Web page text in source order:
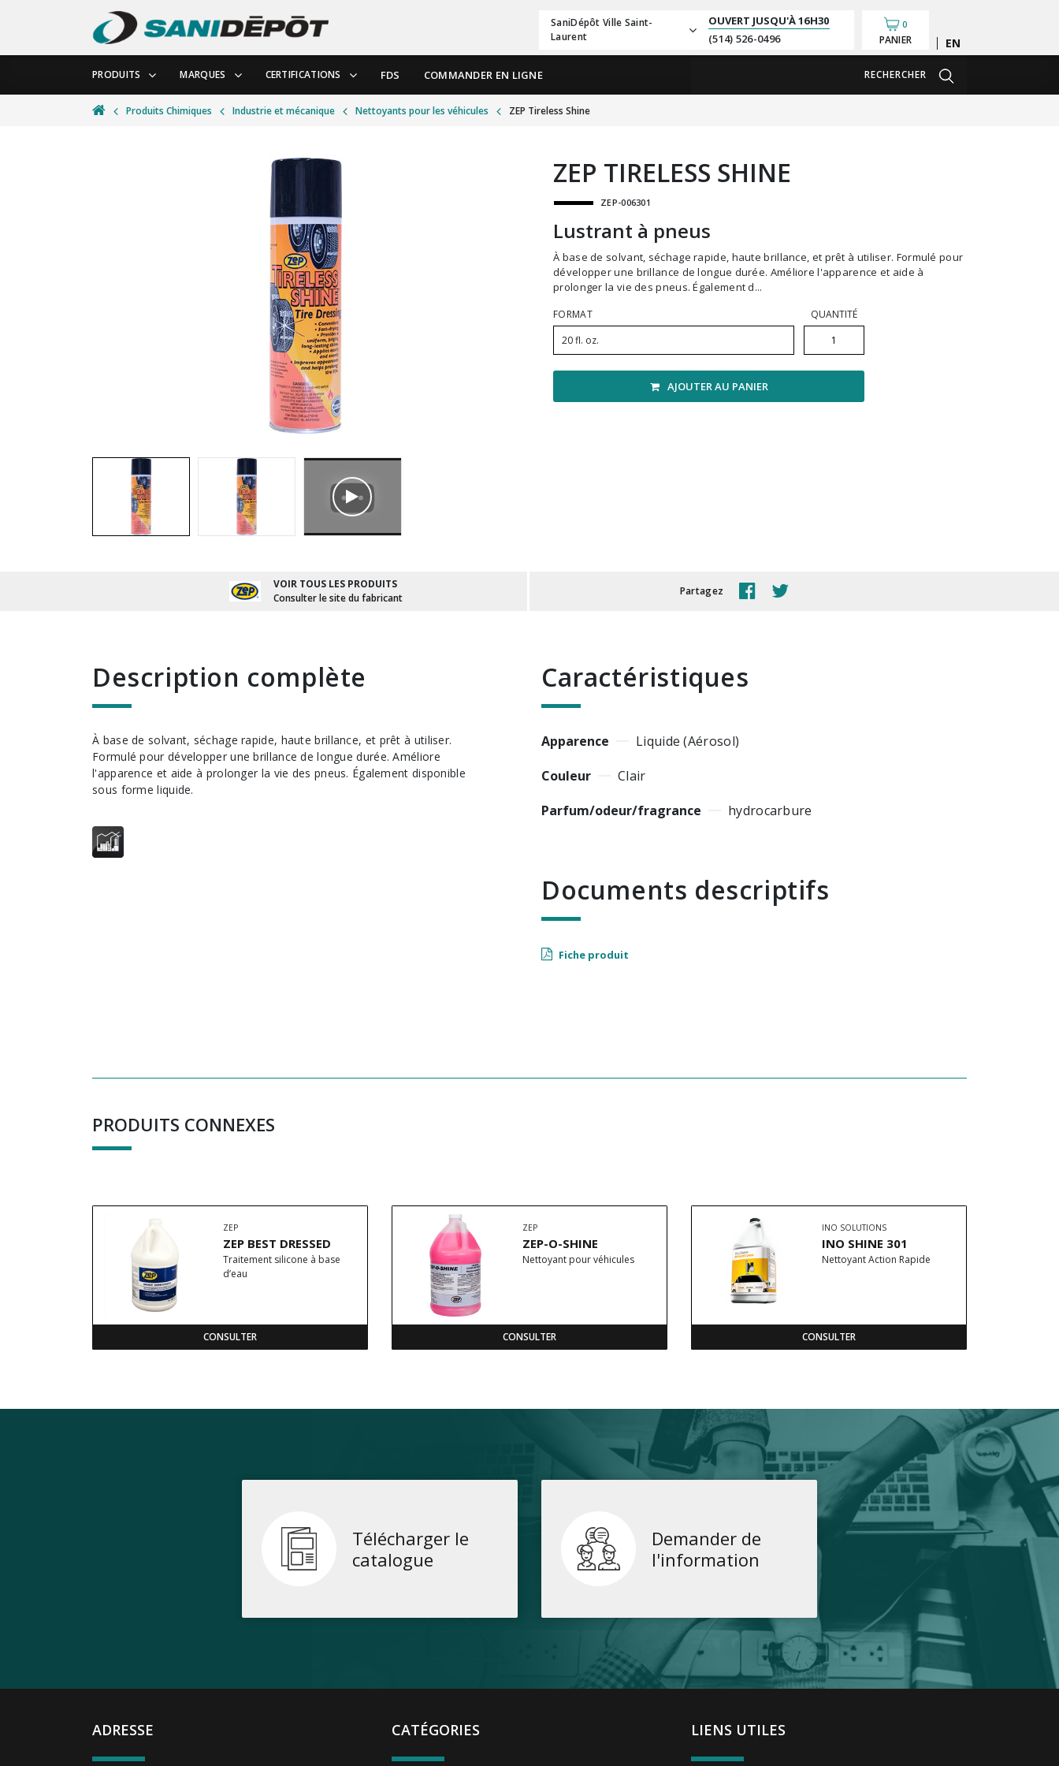
SaniDépôt Ville Saint-
Laurent
OUVERT JUSQU'À16H30
(514) 526-0496
0
PANIER English
PRODUITS MARQUES CERTIFICATIONS FDS COMMANDER EN LIGNE RECHERCHER
Produits Chimiques Industrie et mécanique Nettoyants pour les véhicules ZEP Tireless Shine
ZEP TIRELESS SHINE
ZEP-006301
Lustrant à pneus
À base de solvant, séchage rapide, haute brillance, et prêt à utiliser. Formulé pour
développer une brillance de longue durée. Améliore l'apparence et aide à
prolonger la vie des pneus. Également d...
FORMAT
20 fl. oz.
QUANTITÉ
AJOUTER AU PANIER
VOIR TOUS LES PRODUITS
Consulter le site du fabricant
Partagez
description complète
À base de solvant, séchage rapide, haute brillance, et prêt à utiliser.
Formulé pour développer une brillance de longue durée. Améliore
l'apparence et aide à prolonger la vie des pneus. Également disponible
sous forme liquide.
Caractéristiques
Apparence
Liquide (Aérosol)
Couleur
Clair
Parfum/odeur/fragrance
hydrocarbure
Documents descriptifs
Fiche produit
PRODUITS CONNEXES
ZEP
ZEP BEST DRESSED
Traitement silicone à base
d’eau
CONSULTER
ZEP
ZEP-O-SHINE
Nettoyant pour véhicules
CONSULTER
INO SOLUTIONS
INO SHINE 301
Nettoyant Action Rapide
CONSULTER
Télécharger le
catalogue
Demander de
l'information
ADRESSE CATÉGORIES LIENS UTILES